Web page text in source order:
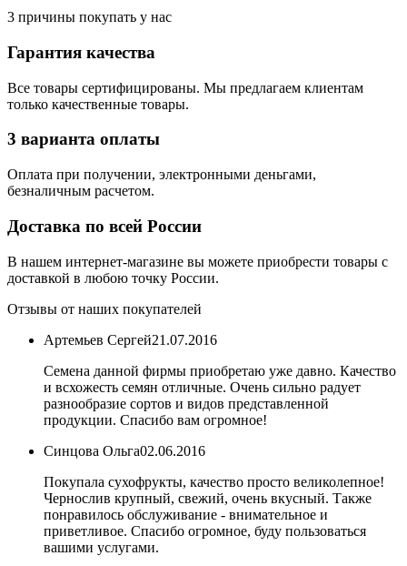
3 причины покупать у нас
Гарантия качества
Все товары сертифицированы. Мы предлагаем клиентам
только качественные товары.
3 варианта оплаты
Оплата при получении, электронными деньгами,
безналичным расчетом.
Доставка по всей России
В нашем интернет-магазине вы можете приобрести товары с
доставкой в любою точку России.
Отзывы от наших покупателей
Артемьев Сергей21.07.2016
Семена данной фирмы приобретаю уже давно. Качество
и всхожесть семян отличные. Очень сильно радует
разнообразие сортов и видов представленной
продукции. Спасибо вам огромное!
Синцова Ольга02.06.2016
Покупала сухофрукты, качество просто великолепное!
Чернослив крупный, свежий, очень вкусный. Также
понравилось обслуживание - внимательное и
приветливое. Спасибо огромное, буду пользоваться
вашими услугами.